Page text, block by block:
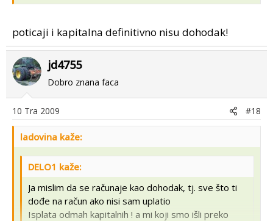
poticaji i kapitalna definitivno nisu dohodak!
jd4755
Dobro znana faca
10 Tra 2009 #18
ladovina kaže:
DELO1 kaže:
Ja mislim da se računaje kao dohodak, tj. sve što ti
dođe na račun ako nisi sam uplatio
Isplata odmah kapitalnih ! a mi koji smo išli preko